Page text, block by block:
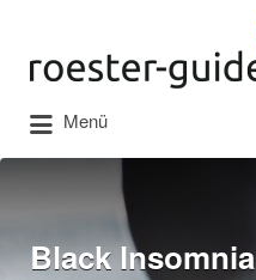
Menü
Black Insomnia